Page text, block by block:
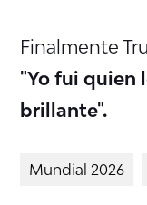
Finalmente
"Yo fui quien
brillante".
Mundial 2026